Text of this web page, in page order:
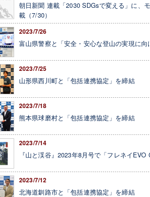
朝日新聞 連載「2030 SDGsで変える」に、
載（7/30）
2023/7/26
富山県警察と「安全・安心な登山の実現に
2023/7/25
山形県西川町と「包括連携協定」を締結
2023/7/18
熊本県球磨村と「包括連携協定」を締結
2023/7/14
『山と渓谷』2023年8月号で「フレネイEVO
2023/7/12
北海道釧路市と「包括連携協定」を締結